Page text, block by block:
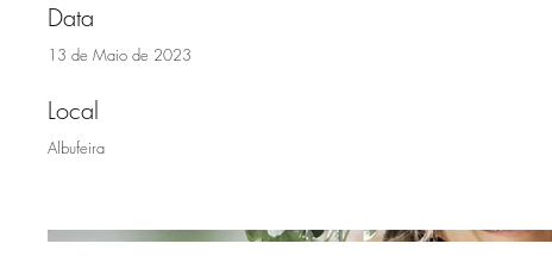
Data
13 de Maio de 2023
Local
Albufeira